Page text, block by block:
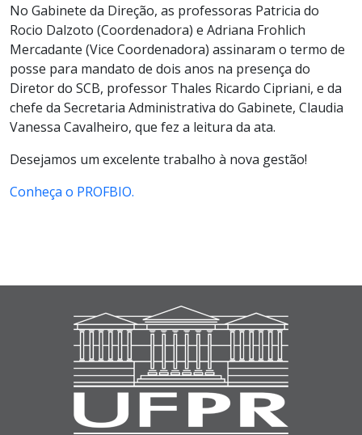
No Gabinete da Direção, as professoras Patricia do
Rocio Dalzoto (Coordenadora) e Adriana Frohlich
Mercadante (Vice Coordenadora) assinaram o termo de
posse para mandato de dois anos na presença do
Diretor do SCB, professor Thales Ricardo Cipriani, e da
chefe da Secretaria Administrativa do Gabinete, Claudia
Vanessa Cavalheiro, que fez a leitura da ata.
Desejamos um excelente trabalho à nova gestão!
Conheça o PROFBIO.